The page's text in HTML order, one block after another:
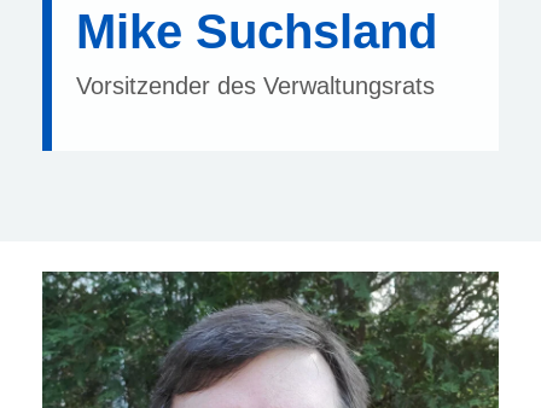
Mike Suchsland
Vorsitzender des Verwaltungsrats